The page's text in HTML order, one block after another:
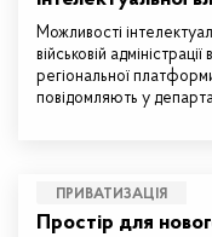
Можливості
військовій
регіональної
повідомляють у
ПРИВАТИЗАЦІЯ
Простір для